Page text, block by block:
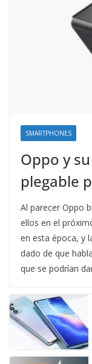
SMARTPHONES
Oppo y
plegable
Al parecer Oppo
ellos en el
en esta época, y
dado de que
que se podrían